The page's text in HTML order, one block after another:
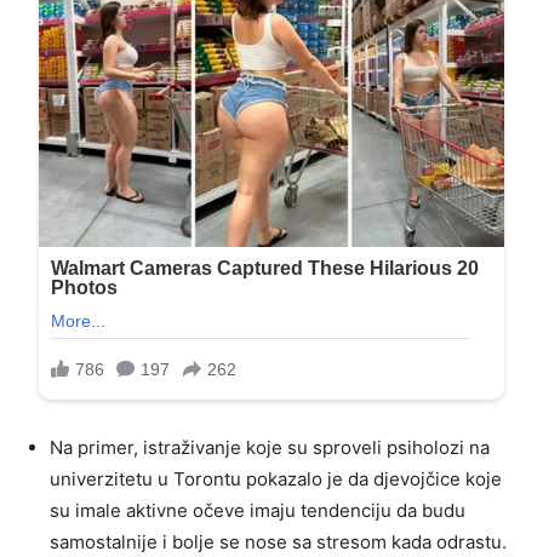
Na primer, istraživanje koje su sproveli psiholozi na
univerzitetu u Torontu pokazalo je da djevojčice koje
su imale aktivne očeve imaju tendenciju da budu
samostalnije i bolje se nose sa stresom kada odrastu.